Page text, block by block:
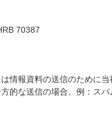
70387
情報資料の送信のために
的な送信の場合、例：ス